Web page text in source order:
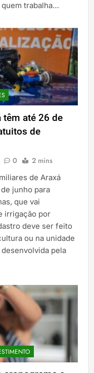
trabalha…
até 26 de
de
0 2 mins
de Araxá
junho para
que vai
irrigação por
deve ser feito
ou na unidade
pela